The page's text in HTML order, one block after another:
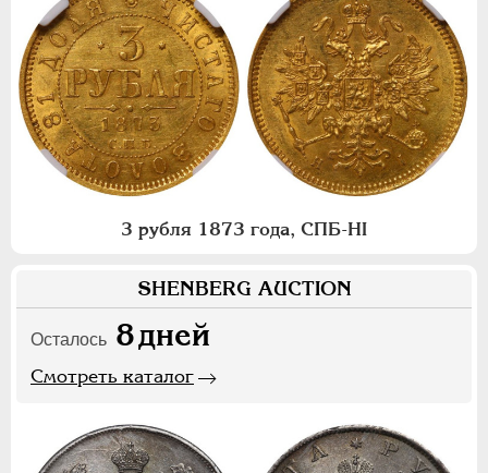
3 рубля 1873 года, СПБ-НI
SHENBERG AUCTION
Осталось 8дней
Смотреть каталог